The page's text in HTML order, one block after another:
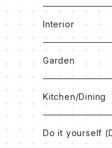
Interior
Clocks
Box
Book
Garden
Kitchen/Dining
Do it yourself